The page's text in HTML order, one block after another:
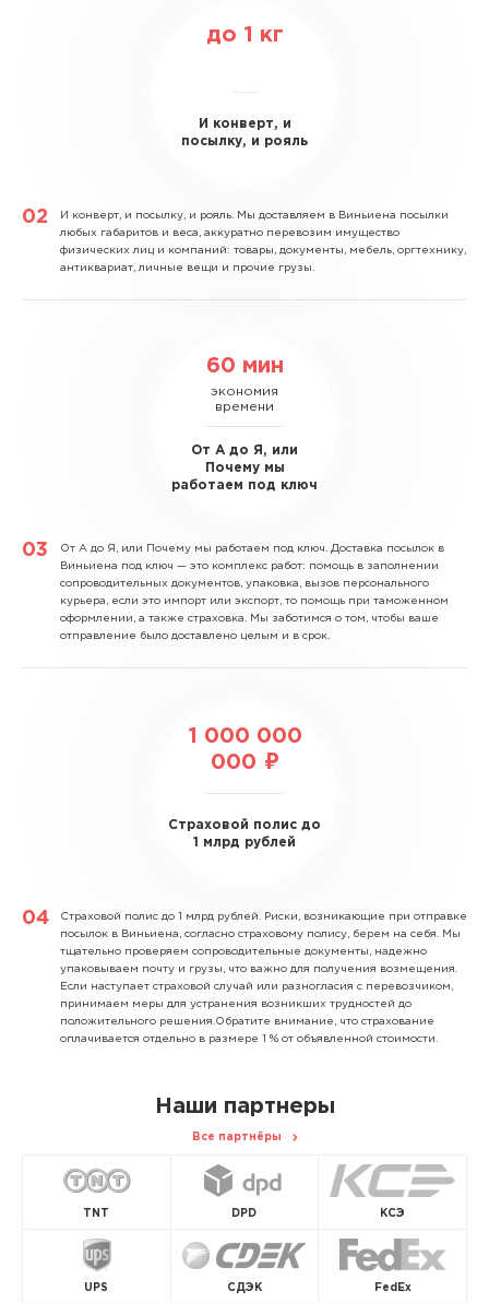
до 1 кг
И конверт, и
посылку, и рояль
И конверт, и посылку, и рояль.
Мы доставляем в Виньиена посылки
любых габаритов и веса, аккуратно перевозим имущество
физических лиц и компаний: товары, документы, мебель, оргтехнику,
антиквариат, личные вещи и прочие грузы.
60 мин
экономия
времени
От А до Я, или
Почему мы
работаем под ключ
От А до Я, или Почему мы работаем под ключ.
Доставка посылок в
Виньиена под ключ — это комплекс работ: помощь в заполнении
сопроводительных документов, упаковка, вызов персонального
курьера, если это импорт или экспорт, то помощь при таможенном
оформлении, а также страховка. Мы заботимся о том, чтобы ваше
отправление было доставлено целым и в срок.
1 000 000
000 ₽
Страховой полис до
1 млрд рублей
Страховой полис до 1 млрд рублей.
Риски, возникающие при отправке
посылок в Виньиена, согласно страховому полису, берем на себя. Мы
тщательно проверяем сопроводительные документы, надежно
упаковываем почту и грузы, что важно для получения возмещения.
Если наступает страховой случай или разногласия с перевозчиком,
принимаем меры для устранения возникших трудностей до
положительного решения.Обратите внимание, что страхование
оплачивается отдельно в размере 1 % от объявленной стоимости.
Наши партнеры
Все партнёры
TNT DPD КСЭ
UPS СДЭК FedEx